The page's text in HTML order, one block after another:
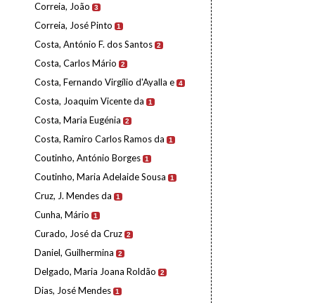
Correia, João 3
Correia, José Pinto 1
Costa, António F. dos Santos 2
Costa, Carlos Mário 2
Costa, Fernando Virgílio d'Ayalla e 4
Costa, Joaquim Vicente da 1
Costa, Maria Eugénia 2
Costa, Ramiro Carlos Ramos da 1
Coutinho, António Borges 1
Coutinho, Maria Adelaide Sousa 1
Cruz, J. Mendes da 1
Cunha, Mário 1
Curado, José da Cruz 2
Daniel, Guilhermina 2
Delgado, Maria Joana Roldão 2
Dias, José Mendes 1